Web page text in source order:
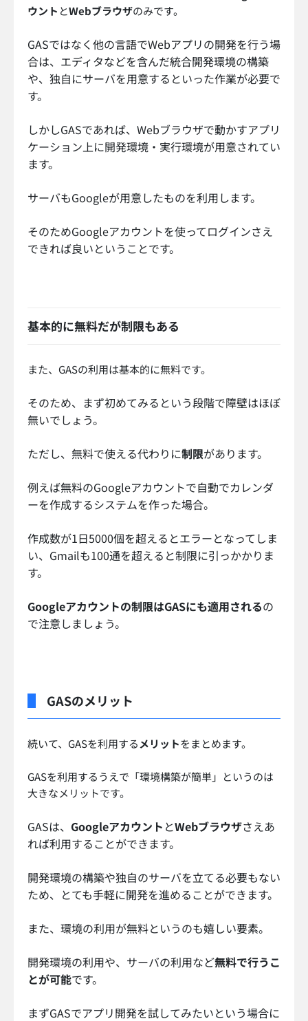
ウント とWebブラウザのみです。
GASではなく他の言語でWebアプリの開発を行う場
合は、エディタなどを含んだ統合開発環境の構築
や、独自にサーバを用意するといった作業が必要で
す。
しかしGASであれば、Webブラウザで動かすアプリ
ケーション上に開発環境・実行環境が用意されてい
ます。
サーバもGoogleが用意したものを利用します。
そのためGoogleアカウントを使ってログインさえ
できれば良いということです。
基本的に無料だが制限もある
また、GASの利用は基本的に無料です。
そのため、まず初めてみるという段階で障壁はほぼ
無いでしょう。
ただし、無料で使える代わりに制限があります。
例えば無料のGoogleアカウントで自動でカレンダ
ーを作成するシステムを作った場合。
作成数が1日5000個を超えるとエラーとなってしま
い、Gmailも100通を超えると制限に引っかかりま
す。
Googleアカウントの制限はGASにも適用されるの
で注意しましょう。
GASのメリット
続いて、GASを利用するメリットをまとめます。
GASを利用するうえで「環境構築が簡単」というのは
大きなメリットです。
GASは、 Googleアカウント とWebブラウザさえあ
れば利用することができます。
開発環境の構築や独自のサーバを立てる必要もない
ため、とても手軽に開発を進めることができます。
また、環境の利用が無料というのも嬉しい要素。
開発環境の利用や、サーバの利用など無料で行うこ
とが可能です。
まずGASでアプリ開発を試してみたいという場合に